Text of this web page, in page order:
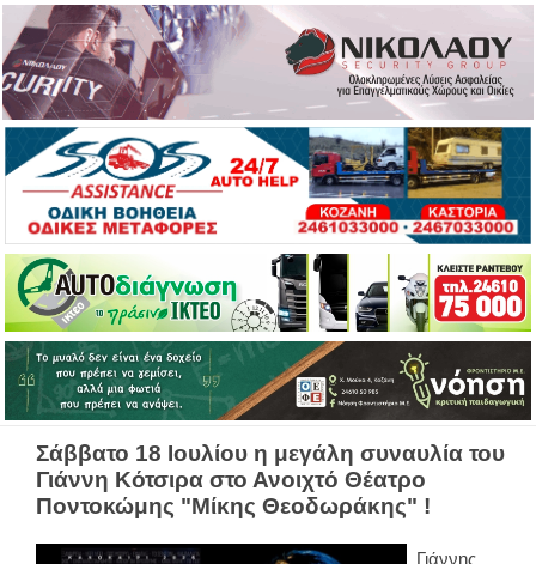
Σάββατο 18 Ιουλίου η μεγάλη συναυλία του
Γιάννη Κότσιρα στο Ανοιχτό Θέατρο
Ποντοκώμης "Μίκης Θεοδωράκης" !
Γιάννης